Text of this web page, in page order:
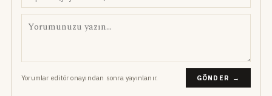
Yorumlar editör onayından sonra yayınlanır. GÖNDER →